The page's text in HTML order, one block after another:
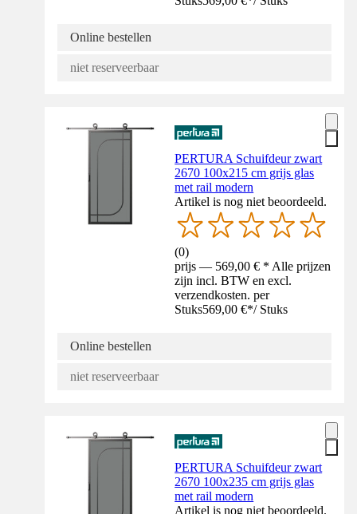
Online bestellen
niet reserveerbaar
PERTURA Schuifdeur zwart
2670 100x215 cm grijs glas
met rail modern
Artikel is nog niet beoordeeld.
(0)
prijs — 569,00 € * Alle prijzen
zijn incl. BTW en excl.
verzendkosten. per
Stuks569,00 €*/ Stuks
Online bestellen
niet reserveerbaar
PERTURA Schuifdeur zwart
2670 100x235 cm grijs glas
met rail modern
Artikel is nog niet beoordeeld.